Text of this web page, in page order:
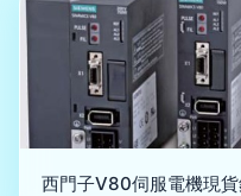
西門子V80伺服電機現